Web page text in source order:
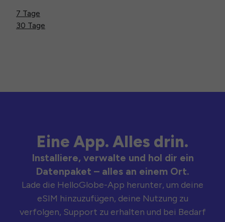
7 Tage
30 Tage
Eine App. Alles drin.
Installiere, verwalte und hol dir ein
Datenpaket – alles an einem Ort.
Lade die HelloGlobe-App herunter, um deine
eSIM hinzuzufügen, deine Nutzung zu
verfolgen, Support zu erhalten und bei Bedarf